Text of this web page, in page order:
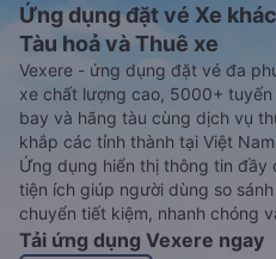
Ứng dụng đặt vé Xe
Tàu hoả và Thuê xe
Vexere - ứng dụng đặt vé đa
xe chất lượng cao, 5000+
bay và hãng tàu cùng dịch vụ
khắp các tỉnh thành tại Việt
Ứng dụng hiển thị thông tin đầy
tiện ích giúp người dùng so
chuyển tiết kiệm, nhanh chóng
Tải ứng dụng Vexere ngay